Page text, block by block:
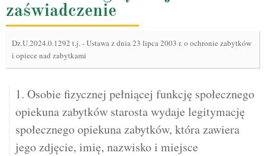
zaświadczenie
Dz.U.2024.0.1292 t.j.-Ustawa z dnia 23 lipca 2003 r. o ochronie zabytków
i opiece nad zabytkami
1. Osobie fizycznej pełniącej funkcję społecznego
opiekuna zabytków starosta wydaje legitymację
społecznego opiekuna zabytków, która zawiera
jego zdjęcie, imię, nazwisko i miejsce